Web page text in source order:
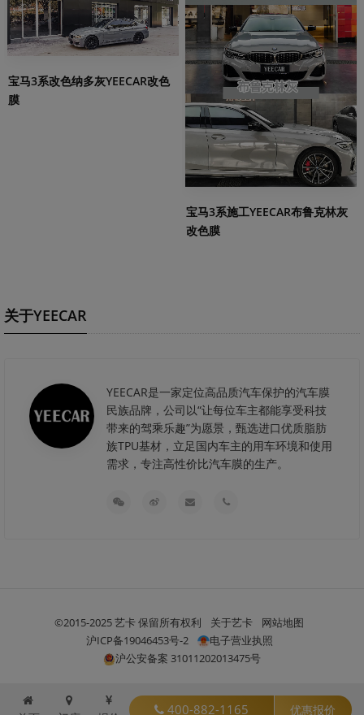
宝马3系改色纳多灰YEECAR改色
膜
宝马3系施工YEECAR布鲁克林灰
改色膜
关于YEECAR
YEECAR是一家定位高品质汽车保护的汽车膜
民族品牌，公司以“让每位车主都能享受科技
带来的驾乘乐趣”为愿景，甄选进口优质脂肪
族TPU基材，立足国内车主的用车环境和使用
需求，专注高性价比汽车膜的生产。
©2015-2025 艺卡 保留所有权利 关于艺卡
网站地图
沪ICP备19046453号-2
电子营业执照
沪公安备案 31011202013475号
400-882-1165 优惠报价